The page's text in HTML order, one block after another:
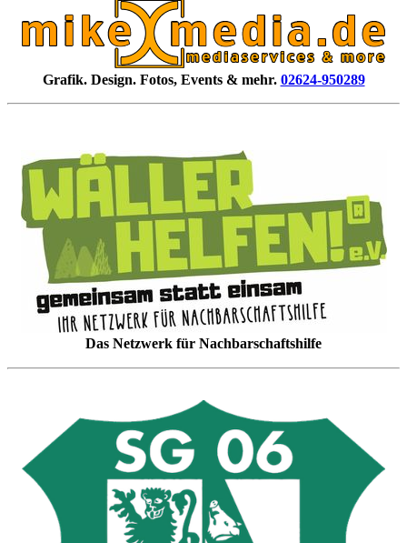
Grafik. Design. Fotos, Events & mehr. 02624-950289
Das Netzwerk für Nachbarschaftshilfe